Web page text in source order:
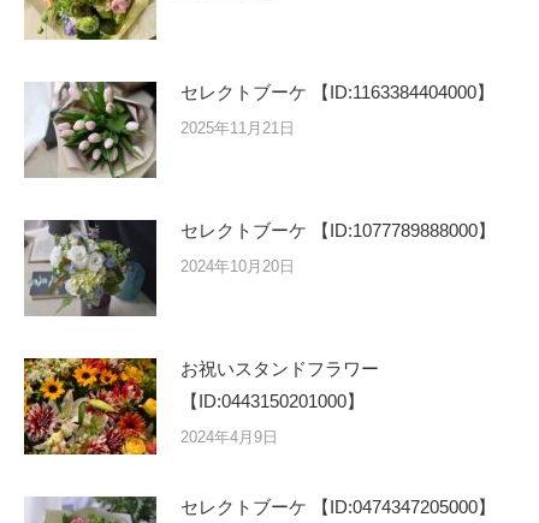
セレクトブーケ 【ID:1163384404000】
2025年11月21日
セレクトブーケ 【ID:1077789888000】
2024年10月20日
お祝いスタンドフラワー
【ID:0443150201000】
2024年4月9日
セレクトブーケ 【ID:0474347205000】